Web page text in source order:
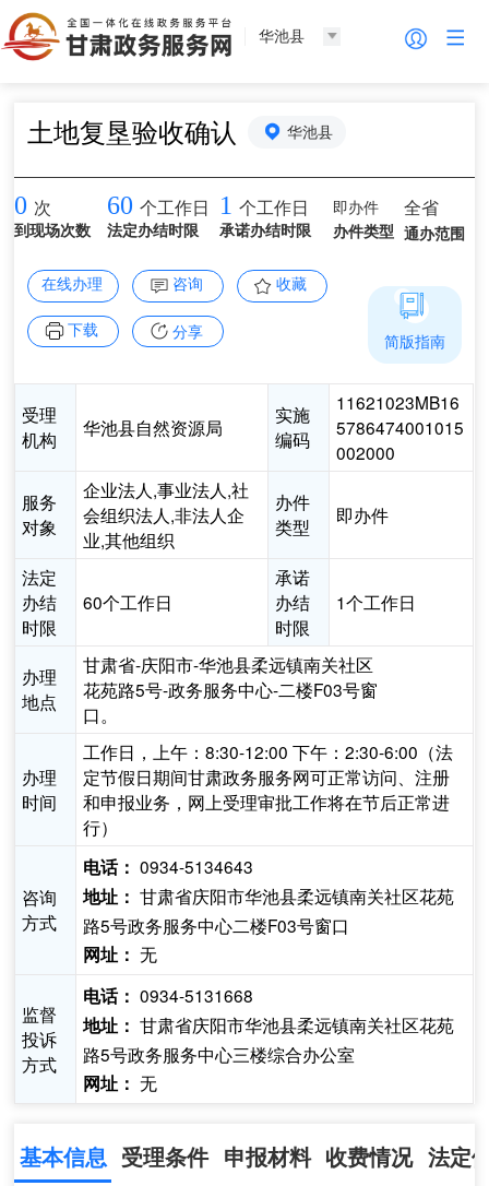
华池县
土地复垦验收确认 华池县
0 次
到现场次数
60 个工作日
法定办结时限
1 个工作日
承诺办结时限
即办件
办件类型
全省
通办范围
在线办理 咨询 收藏
下载 分享
受理
机构
华池县自然资源局
实施
编码
11621023MB16
5786474001015
002000
服务
对象
企业法人,事业法人,社
会组织法人,非法人企
业,其他组织
办件
类型
即办件
法定
办结
时限
60个工作日
承诺
办结
时限
1个工作日
办理
地点
甘肃省-庆阳市-华池县柔远镇南关社区
花苑路5号-政务服务中心-二楼F03号窗
口。
办理
时间
工作日，上午：8:30-12:00 下午：2:30-6:00（法
定节假日期间甘肃政务服务网可正常访问、注册
和申报业务，网上受理审批工作将在节后正常进
行）
咨询
方式
电话： 0934-5134643
地址： 甘肃省庆阳市华池县柔远镇南关社区花苑
路5号政务服务中心二楼F03号窗口
网址： 无
监督
投诉
方式
电话： 0934-5131668
地址： 甘肃省庆阳市华池县柔远镇南关社区花苑
路5号政务服务中心三楼综合办公室
网址： 无
简版指南
基本信息 受理条件 申报材料 收费情况 法定